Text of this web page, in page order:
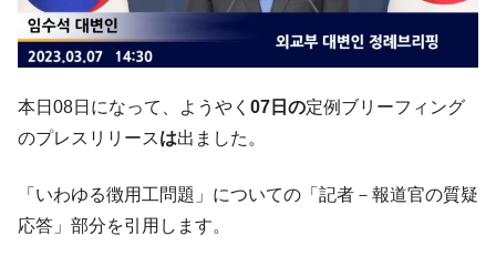
『Money1』
韓国･加徳島新国際空港「またも暗礁」の危
機 ⇒ 10.7兆では損が出るからできない。
日(水)もサイドカー・サーキットブレイカーの二段コンボ
発動！
半分未満しか雇用を生まない
Fact1
日本の誇る海洋資源調査船『白嶺』は先進技術の
本日08日になって、ようやく 07日の定例ブリーフィング
のプレスリリースは出ました。
「いわゆる徴用工問題」についての「記者－報道官の質疑
応答」部分を引用します。